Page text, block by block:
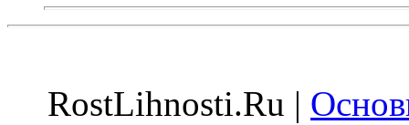
RostLihnosti.Ru |